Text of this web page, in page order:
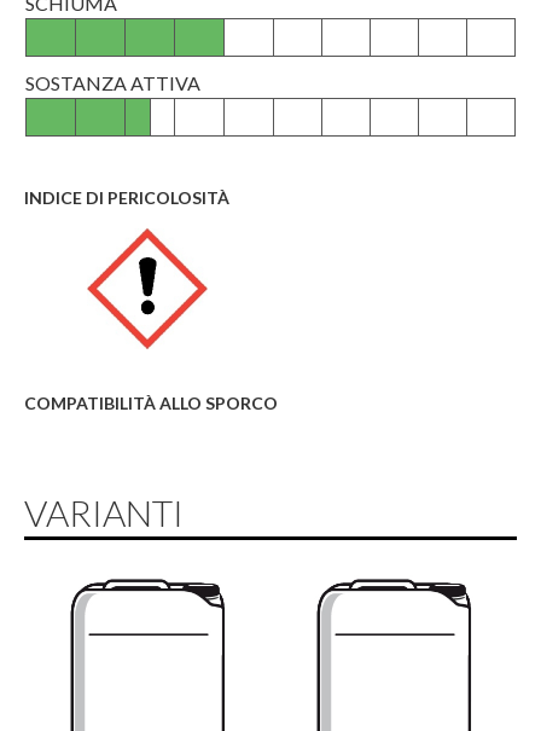
SOSTANZA ATTIVA
INDICE DI PERICOLOSITÀ
COMPATIBILITÀ ALLO SPORCO
VARIANTI